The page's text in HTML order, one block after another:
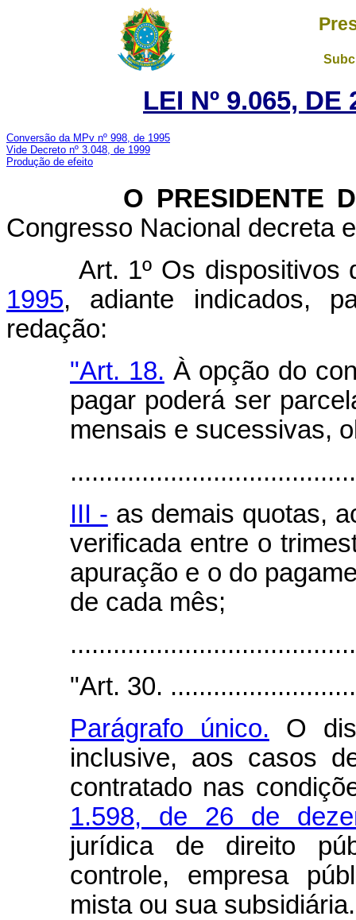
LEI Nº 9.065, DE
Conversão da MPv nº 998, de 1995
Vide Decreto nº 3.048, de 1999
Produção de efeito
O PRESIDENTE DA
Congresso Nacional decreta
Art. 1º Os dispositivos
1995, adiante indicados,
redação:
"Art. 18. À opção do
pagar poderá ser
mensais e sucessivas,
III - as demais quotas,
verificada entre o
apuração e o do
de cada mês;
"Art. 30.
Parágrafo único. O
inclusive, aos casos
contratado nas
1.598, de 26 de
jurídica de direito
controle, empresa
mista ou sua